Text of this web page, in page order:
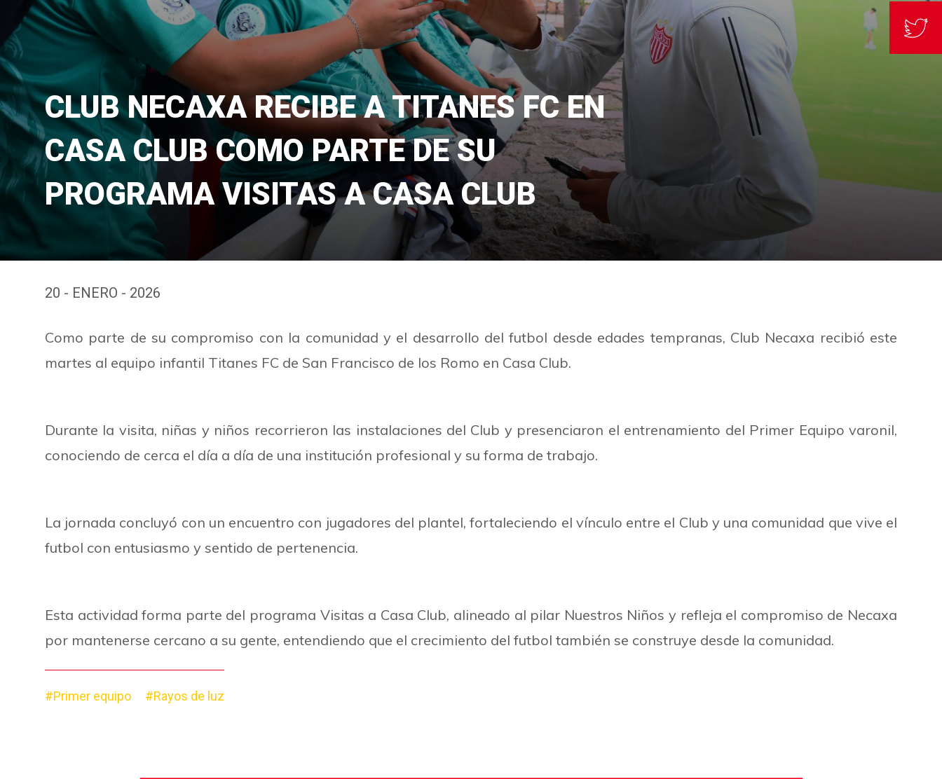
CLUB NECAXA RECIBE A TITANES FC EN
CASA CLUB COMO PARTE DE SU
PROGRAMA VISITAS A CASA CLUB
20 - ENERO - 2026
Como parte de su compromiso con la comunidad y el desarrollo del futbol desde edades tempranas, Club Necaxa recibió este
martes al equipo infantil Titanes FC de San Francisco de los Romo en Casa Club.
Durante la visita, niñas y niños recorrieron las instalaciones del Club y presenciaron el entrenamiento del Primer Equipo varonil,
conociendo de cerca el día a día de una institución profesional y su forma de trabajo.
La jornada concluyó con un encuentro con jugadores del plantel, fortaleciendo el vínculo entre el Club y una comunidad que vive el
futbol con entusiasmo y sentido de pertenencia.
Esta actividad forma parte del programa Visitas a Casa Club, alineado al pilar Nuestros Niños y refleja el compromiso de Necaxa
por mantenerse cercano a su gente, entendiendo que el crecimiento del futbol también se construye desde la comunidad.
#Primer equipo #Rayos de luz